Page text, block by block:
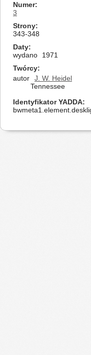
Numer
3
Strony
343-348
Daty
wydano
1971
Twórcy
autor
J. W. Heidel
Tennessee
Identyfikator YADDA